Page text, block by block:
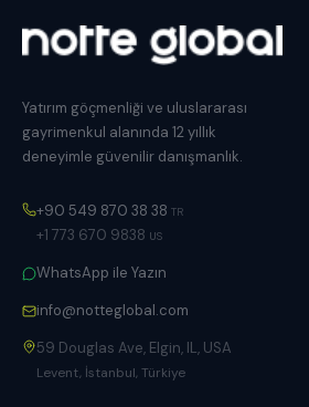
Yatırım göçmenliği ve uluslararası
gayrimenkul alanında 12 yıllık
deneyimle güvenilir danışmanlık.
+90 549 870 38 38 TR
+1 773 670 9838 US
WhatsApp ile Yazın
info@notteglobal.com
59 Douglas Ave, Elgin, IL, USA
Levent, İstanbul, Türkiye